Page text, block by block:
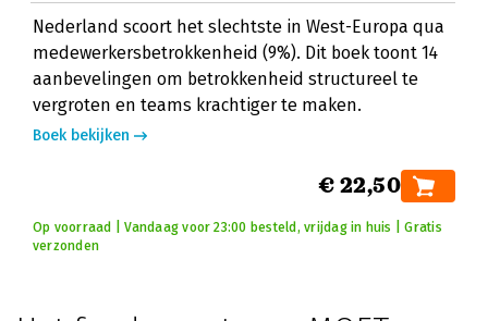
Nederland scoort het slechtste in West-Europa qua
medewerkersbetrokkenheid (9%). Dit boek toont 14
aanbevelingen om betrokkenheid structureel te
vergroten en teams krachtiger te maken.
Boek bekijken
€ 22,50
Op voorraad | Vandaag voor 23:00 besteld, vrijdag in huis | Gratis
verzonden